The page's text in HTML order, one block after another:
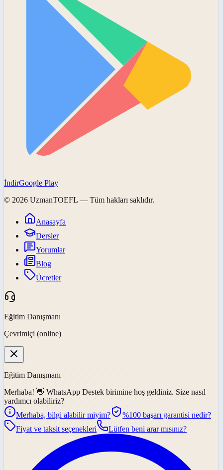
İndirGoogle Play
© 2026 UzmanTOEFL — Tüm hakları saklıdır.
Anasayfa
Dersler
Yorumlar
Blog
Ücretler
Eğitim Danışmanı
Çevrimiçi (online)
Eğitim Danışmanı
Merhaba! 👋 WhatsApp Destek birimine hoş geldiniz. Size nasıl
yardımcı olabiliriz?
Merhaba, bilgi alabilir miyim?
%100 başarı garantisi nedir?
Fiyat ve taksit seçenekleri
Lütfen beni arar mısınız?